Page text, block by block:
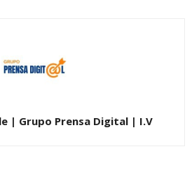
| Grupo Prensa Digital | I.V